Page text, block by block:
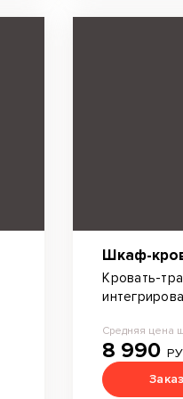
Шкаф-
Кровать-
на гибком
Средняя цена
8 990